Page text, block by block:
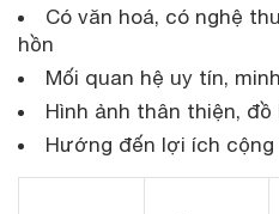
Có văn hoá, có nghệ
hồn
Mối quan hệ uy tín,
Hình ảnh thân thiện, đồ
Hướng đến lợi ích cộng